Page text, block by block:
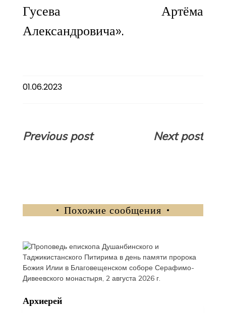
Гусева Артёма
Александровича».
01.06.2023
Навигация
Previous post Next post
Похожие сообщения
Архиерей